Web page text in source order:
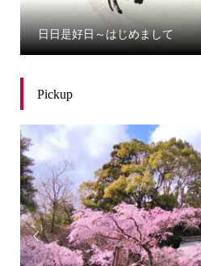
日日是好日～はじめまして
Pickup
